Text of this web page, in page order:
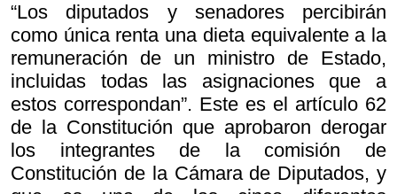
“Los diputados y senadores percibirán
como única renta una dieta equivalente a la
remuneración de un ministro de Estado,
incluidas todas las asignaciones que a
estos correspondan”. Este es el artículo 62
de la Constitución que aprobaron derogar
los integrantes de la comisión de
Constitución de la Cámara de Diputados, y